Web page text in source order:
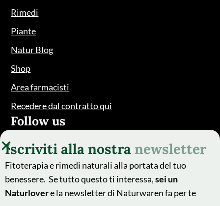
Rimedi
Piante
Natur Blog
Shop
Area farmacisti
Recedere dal contratto qui
Follow us
Iscriviti alla nostra newsletter
Fitoterapia e rimedi naturali alla portata del tuo
benessere. Se tutto questo ti interessa,sei un
Naturlovere la newsletter di Naturwaren fa per te